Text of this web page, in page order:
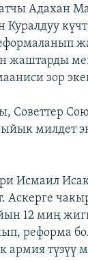
Адахан
Куралдуу
зор
Советтер
милдет
Исмаил
12 миң
реформа
армия түзүү